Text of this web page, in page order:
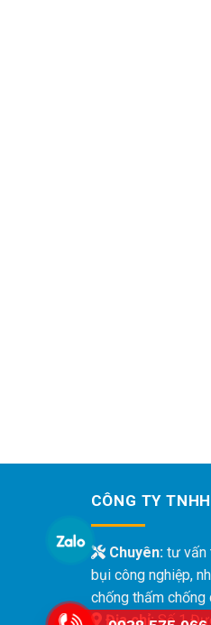
CÔNG TY
Chuyên:tư vấn
bụi công nghiệp,
chống thấm chống
Địa chỉ:Số 1